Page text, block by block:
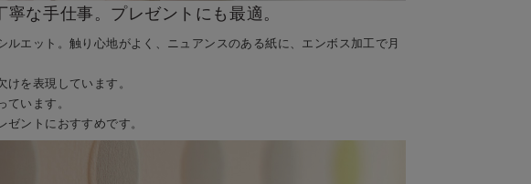
な手仕事。プレゼントにも最適。
エット。触り心地がよく、ニュアンスのある紙に、エンボス加工で月
を表現しています。
います。
ントにおすすめです。